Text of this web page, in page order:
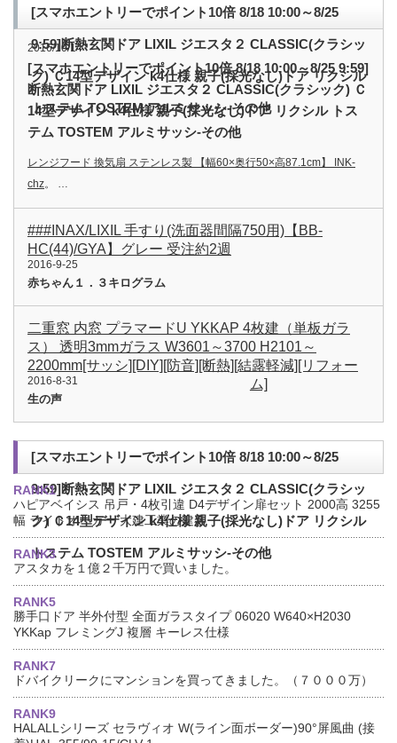
[スマホエントリーでポイント10倍 8/18 10:00～8/25
9:59]断熱玄関ドア LIXIL ジエスタ２ CLASSIC(クラシッ
ク) Ｃ14型デザイン k4仕様 親子(採光なし)ドア リクシル
トステム TOSTEM アルミサッシ-その他
2016/10/14
[スマホエントリーでポイント10倍 8/18 10:00～8/25 9:59]
断熱玄関ドア LIXIL ジエスタ２ CLASSIC(クラシック) Ｃ
14型デザイン k4仕様 親子(採光なし)ドア リクシル トス
テム TOSTEM アルミサッシ-その他
レンジフード 換気扇 ステンレス製 【幅60×奥行50×高87.1cm】 INK-
chz。 …
###INAX/LIXIL 手すり(洗面器間隔750用)【BB-
HC(44)/GYA】グレー 受注約2週
2016-9-25
赤ちゃん１．３キログラム
二重窓 内窓 プラマードU YKKAP 4枚建（単板ガラ
ス） 透明3mmガラス W3601～3700 H2101～
2200mm[サッシ][DIY][防音][断熱][結露軽減][リフォー
ム]
2016-8-31
生の声
[スマホエントリーでポイント10倍 8/18 10:00～8/25
9:59]断熱玄関ドア LIXIL ジエスタ２ CLASSIC(クラシッ
ク) Ｃ14型デザイン k4仕様 親子(採光なし)ドア リクシル
トステム TOSTEM アルミサッシ-その他
RANK1
ハピアベイシス 吊戸・4枚引違 D4デザイン扉セット 2000高 3255
幅 ライトオーカー 大建工業の建具
RANK3
アスタカを１億２千万円で買いました。
RANK5
勝手口ドア 半外付型 全面ガラスタイプ 06020 W640×H2030
YKKap フレミングJ 複層 キーレス仕様
RANK7
ドバイクリークにマンションを買ってきました。（７０００万）
RANK9
HALALLシリーズ セラヴィオ W(ライン面ボーダー)90°屏風曲 (接